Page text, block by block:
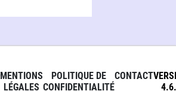
MENTIONS
LÉGALES
POLITIQUE DE
CONFIDENTIALITÉ
CONTACT